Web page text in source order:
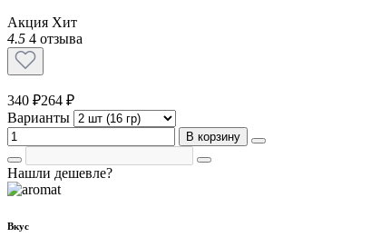
Акция Хит
4.5 4 отзыва
340 ₽264 ₽
Варианты
В корзину
Нашли дешевле?
Вкус